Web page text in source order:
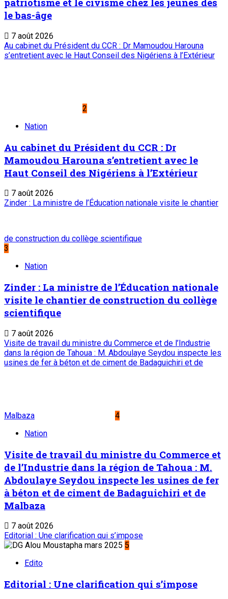
le bas-âge
7 août 2026
Au cabinet du Président du CCR : Dr Mamoudou Harouna
s’entretient avec le Haut Conseil des Nigériens à l’Extérieur
2
Nation
Au cabinet du Président du CCR : Dr
Mamoudou Harouna s’entretient avec le
Haut Conseil des Nigériens à l’Extérieur
7 août 2026
Zinder : La ministre de l’Éducation nationale visite le chantier
de construction du collège scientifique
3
Nation
Zinder : La ministre de l’Éducation nationale
visite le chantier de construction du collège
scientifique
7 août 2026
Visite de travail du ministre du Commerce et de l’Industrie
dans la région de Tahoua : M. Abdoulaye Seydou inspecte les
usines de fer à béton et de ciment de Badaguichiri et de
Malbaza
4
Nation
Visite de travail du ministre du Commerce et
de l’Industrie dans la région de Tahoua : M.
Abdoulaye Seydou inspecte les usines de fer
à béton et de ciment de Badaguichiri et de
Malbaza
7 août 2026
Editorial : Une clarification qui s’impose
5
Edito
Editorial : Une clarification qui s’impose